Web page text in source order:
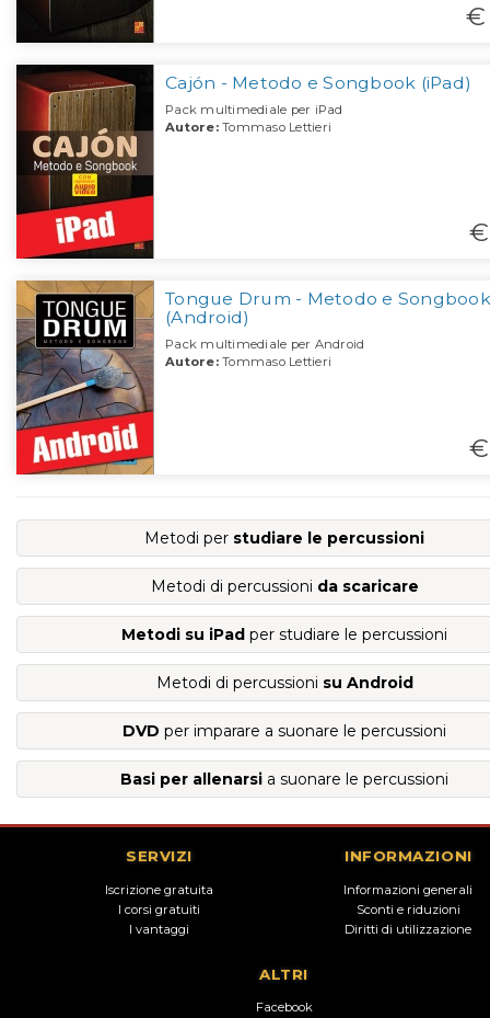
€
Cajón - Metodo e Songbook (iPad)
Pack multimediale per iPad
Autore:Tommaso Lettieri
Tongue Drum - Metodo e Songbook
(Android)
Pack multimediale per Android
Autore:Tommaso Lettieri
Metodi per studiare le percussioni
Metodi di percussioni da scaricare
Metodi su iPad per studiare le percussioni
Metodi di percussioni su Android
DVD per imparare a suonare le percussioni
Basi per allenarsi a suonare le percussioni
SERVIZI
Iscrizione gratuita
I corsi gratuiti
I vantaggi
INFORMAZIONI
Informazioni generali
Sconti e riduzioni
Diritti di utilizzazione
ALTRI
Facebook